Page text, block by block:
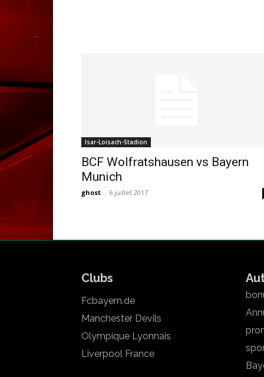
Isar-Loisach-Stadion
BCF Wolfratshausen vs Bayern
Munich
ghost - 6 juillet 2017
Clubs
Fcbayern.de
Manchester Devils
Olympique Lyonnais
Liverpool France